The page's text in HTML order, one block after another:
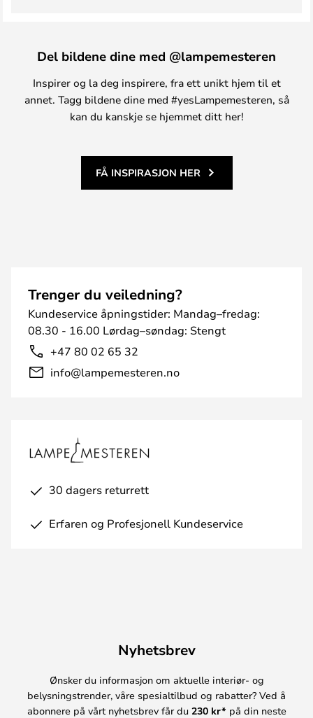
Del bildene dine med @lampemesteren
Inspirer og la deg inspirere, fra ett unikt hjem til et
annet. Tagg bildene dine med #yesLampemesteren, så
kan du kanskje se hjemmet ditt her!
FÅ INSPIRASJON HER
Trenger du veiledning?
Kundeservice åpningstider: Mandag–fredag:
08.30 - 16.00 Lørdag–søndag: Stengt
+47 80 02 65 32
info@lampemesteren.no
30 dagers returrett
Erfaren og Profesjonell Kundeservice
Nyhetsbrev
Ønsker du informasjon om aktuelle interiør- og
belysningstrender, våre spesialtilbud og rabatter? Ved å
abonnere på vårt nyhetsbrev får du 230 kr* på din neste